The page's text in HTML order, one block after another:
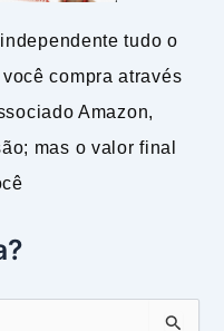
tudo o
compra através
Amazon,
mas o valor final